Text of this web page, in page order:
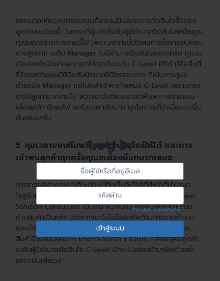
Log In
Sign
In
ผู้
ใช้
ที่
อยู่
ผ่าน
Forgot password?
เพราะต่อให้พวกเขาชอบคุณก็อาจไม่มีผลต่อการตัดสินใจซื้อของ
ลูกค้าเลยด้วยซ้ำ ในขณะที่คู่แข่งถึงตัวผู้มีอำนาจตัดสินใจเหนือคุณ
คุณเลยพลาดการขายนี้ไป เพราะวงการนี้ตัวเลขการซื้อขายมันค่อน
ข้างสูงมาก ระดับ Manager ไม่มีอำนาจตัดสินใจหรอกครับ คุณจะ
ต้องขอทำนัดผ่านพวกเขาให้เจอกับระดับ C-Level ให้ได้ นี่คือสิ่งที่
ชี้วัดระหว่างคนมีฝีมือกับนักขายฝีมือธรรมดาๆ ที่เน้นการดูแล
ตำแหน่ง Manager แต่ไม่กล้าเข้าหาตำแหน่ง C-Level เพราะเกรง
บารมีลูกค้ามากเกินไป พวกเขาถึงต้องเอาแต่พึ่งพาการขายแบบ
เลี้ยงเหล้า ตีกอล์ฟ เอาใจนาย เลียนาย ยุคโบราณที่น่าเบื่อแบบนั้น
นั่นแหละครับ
5. คุมเวลาของทีมพรีเซลล์เอ็นจิเนียร์ให้ได้ และการ
เข้าพบลูกค้าทุกครั้งคุณจะต้องมีบทบาทเสมอ
การขายของวงการไอทีจะต้องมีทีมเอ็นจิเนียร์ที่มีหน้าที่นำเสนอ
โซลูชันที่ออกแบบให้กับลูกค้า ตำแหน่งเช่น Presales Engineer,
Solution Consultant เป็นต้น พวกเขาจะเตรียมสไลด์นำเสนอ
ด้านสินค้าเป็นหลัก แต่พวกเขาไม่ใช่มืออาชีพด้านการถามคำถาม
และนำเสนอลูกค้าให้ตอบโจทย์ เวลาคุณปล่อยพวกเขานำเสนอ
สินค้าจึงเสียเวลามาก บางทีก็เกินกว่า 1 ชั่วโมง ที่สำคัญคือลูกค้า
ระดับผู้มีอำนาจตัดสินใจ C-Level มักจะไม่ค่อยเข้ามาฟังด้วยซ้ำ
เพราะมันเสียเวลา